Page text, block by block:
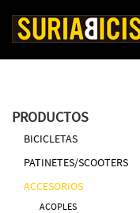
PRODUCTOS
BICICLETAS
PATINETES/SCOOTERS
ACCESORIOS
ACOPLES